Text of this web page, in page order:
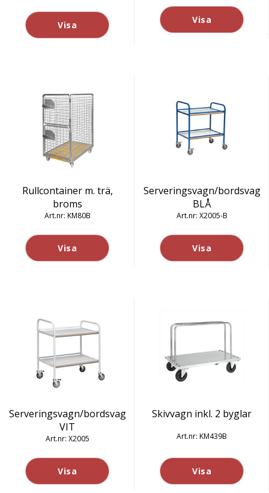
Visa Visa
Rullcontainer m. trä,
broms
KM80B
Visa
Serveringsvagn/bordsvagn
BLÅ
X2005-B
Visa
Serveringsvagn/bordsvagn
VIT
X2005
Visa
Skivvagn inkl. 2 byglar
KM439B
Visa